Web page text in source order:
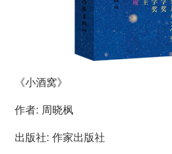
《小酒窝》
作者: 周晓枫
出版社: 作家出版社